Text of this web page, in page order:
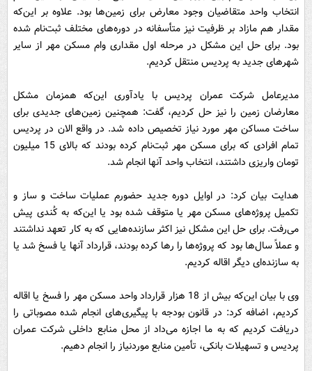
انتخاب واحد متقاضیان وجود معارض برای زمین‌ها بود. علاوه بر این‌که
مقدار هم مازاد بر ظرفیت نیز متأسفانه در دوره‌های مختلف ثبت‌نام شده
بود. برای حل این مشکل در مرحله اول مقداری وام مسکن مهر از سایر
شهرهای جدید به پردیس منتقل کردیم.
مدیرعامل شرکت عمران پردیس با یادآوری این‌که همزمان مشکل
معارضان زمین را نیز حل کردیم، گفت: همچنین زمین‌های جدیدی برای
ساخت مساکن مهر مورد نیاز تخصیص داده شد. در واقع الان در پردیس
تمام افرادی که برای مسکن مهر ثبت‌نام کرده‌ بودند که بالای 15 میلیون
تومان واریزی داشتند، انتخاب واحد آنها انجام شد.
هدایت بیان کرد:‌ در اوایل دوره جدید حضورم عملیات ساخت و ساز و
تکمیل پروژه‌های مسکن مهر یا متوقف شده بود یا این‌که به کُندی پیش
می‌رفت. برای حل این مشکل نیز اکثر سازنده‌هایی که به کار تعهد نداشتند
و عملاً سال‌ها بود که پروژه‌ها را رها کرده بودند، قرارداد آنها یا فسخ شد یا
به سازنده‌ای دیگر اقاله کردیم.
وی با بیان این‌که بیش از 18 هزار قرارداد واحد مسکن مهر را فسخ یا اقاله
کردیم، اضافه کرد: در قانون بودجه با پیگیری‌های انجام شده مصوباتی را
دریافت کردیم که به ما اجازه می‌داد از محل منابع داخلی شرکت عمران
پردیس و تسهیلات بانکی، تأمین منابع موردنیاز را انجام دهیم.